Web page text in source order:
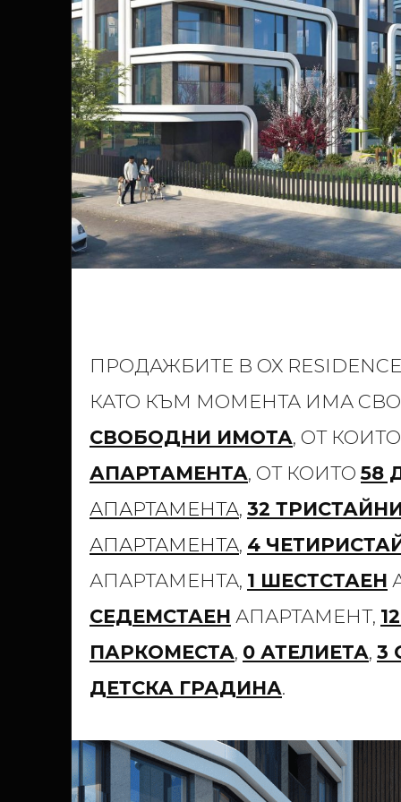
ПРОДАЖБИТЕ В OX
КАТО КЪМ МОМЕНТА ИМА
СВОБОДНИ ИМОТА, ОТ
АПАРТАМЕНТА, ОТ КОИТО58
АПАРТАМЕНТА, 32
АПАРТАМЕНТА, 4
АПАРТАМЕНТА, 1 ШЕСТСТАЕН
СЕДЕМСТАЕН АПАРТАМЕНТ,
ПАРКОМЕСТА, 0 АТЕЛИЕТА, 3
ДЕТСКА ГРАДИНА.